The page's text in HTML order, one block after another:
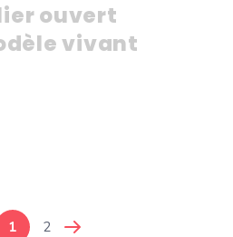
ouvert
vivant
1 2